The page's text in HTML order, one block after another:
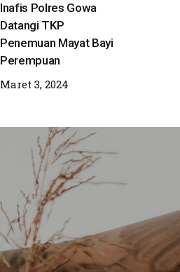
Inafis Polres Gowa
Datangi TKP
Penemuan Mayat Bayi
Perempuan
Maret 3, 2024